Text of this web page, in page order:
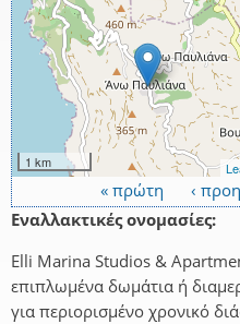
1 km
Σελίδες
« πρώτη ‹
Εναλλακτικές ονομασίες:
Elli Marina Studios &
επιπλωμένα δωμάτια ή
για περιορισμένο χρονικό